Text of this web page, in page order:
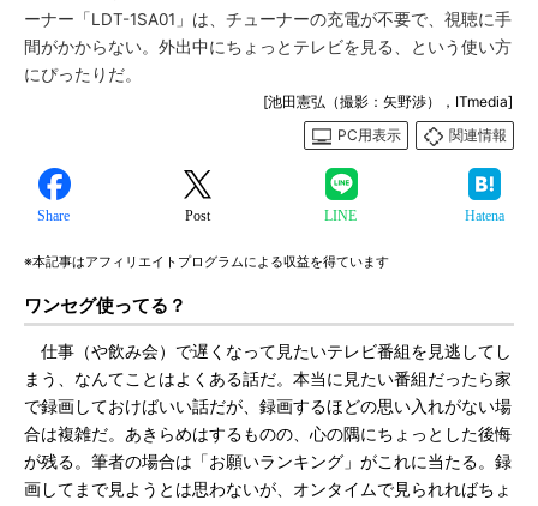
ーナー「LDT-1SA01」は、チューナーの充電が不要で、視聴に手
間がかからない。外出中にちょっとテレビを見る、という使い方
にぴったりだ。
[池田憲弘（撮影：矢野渉），ITmedia]
PC用表示
関連情報
Share Post LINE Hatena
※本記事はアフィリエイトプログラムによる収益を得ています
ワンセグ使ってる？
仕事（や飲み会）で遅くなって見たいテレビ番組を見逃してし
まう、なんてことはよくある話だ。本当に見たい番組だったら家
で録画しておけばいい話だが、録画するほどの思い入れがない場
合は複雑だ。あきらめはするものの、心の隅にちょっとした後悔
が残る。筆者の場合は「お願いランキング」がこれに当たる。録
画してまで見ようとは思わないが、オンタイムで見られればちょ